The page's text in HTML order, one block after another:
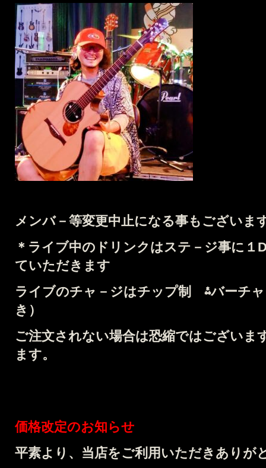
メンバ－等変更中止になる事もござい
＊ ライブ中のドリンクはステ－ジ事に１
ていただきます
ライブのチャ－ジはチップ制 ⁂バーチ
き）
ご注文されない場合は恐縮ではございま
ます。
価格改定のお知らせ
平素より、当店をご利用いただきありが